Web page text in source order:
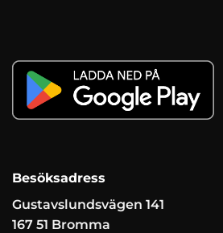
Besöksadress
Gustavslundsvägen 141
167 51 Bromma